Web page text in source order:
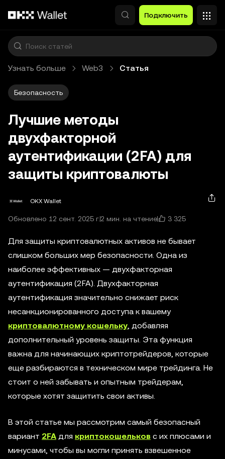
Подключить
Узнать больше Web3 Статья
Безопасность
Лучшие методы
двухфакторной
аутентификации (2FA) для
защиты криптовалюты
OKX Wallet
Обновлено 12 сент. 2025 г. 2 мин. на чтение 3 325
Для защиты криптовалютных активов не бывает
слишком больших мер безопасности. Одна из
наиболее эффективных — двухфакторная
аутентификация (2FA). Двухфакторная
аутентификация значительно снижает риск
несанкционированного доступа к вашему
криптовалютному кошельку, добавляя
дополнительный уровень защиты. Эта функция
важна для начинающих криптотрейдеров, которые
еще разбираются в техническом мире трейдинга. Не
стоит о ней забывать и опытным трейдерам,
которые хотят защитить свои активы.
В этой статье мы рассмотрим самый безопасный
вариант 2FA для криптокошельков с их плюсами и
минусами, чтобы вы могли принять взвешенное